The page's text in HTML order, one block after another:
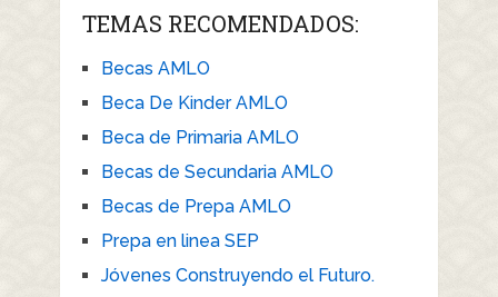
TEMAS RECOMENDADOS:
Becas AMLO
Beca De Kinder AMLO
Beca de Primaria AMLO
Becas de Secundaria AMLO
Becas de Prepa AMLO
Prepa en linea SEP
Jóvenes Construyendo el Futuro.